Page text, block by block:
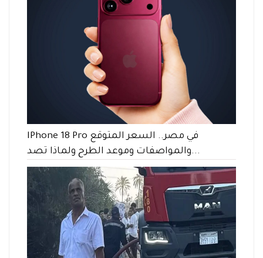
IPhone 18 Pro في مصر.. السعر المتوقع
والمواصفات وموعد الطرح ولماذا تصد...